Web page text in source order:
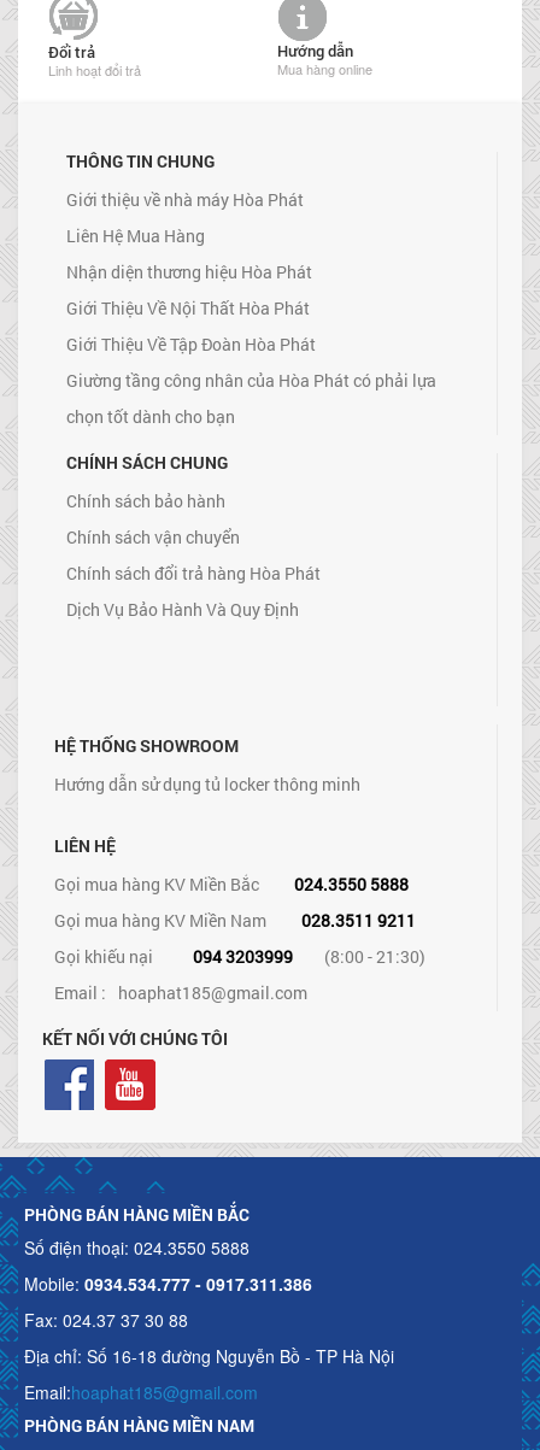
Đổi trả
Linh hoạt đổi trả
Hướng dẫn
Mua hàng online
THÔNG TIN CHUNG
Giới thiệu về nhà máy Hòa Phát
Liên Hệ Mua Hàng
Nhận diện thương hiệu Hòa Phát
Giới Thiệu Về Nội Thất Hòa Phát
Giới Thiệu Về Tập Đoàn Hòa Phát
Giường tầng công nhân của Hòa Phát có phải lựa
chọn tốt dành cho bạn
CHÍNH SÁCH CHUNG
Chính sách bảo hành
Chính sách vận chuyển
Chính sách đổi trả hàng Hòa Phát
Dịch Vụ Bảo Hành Và Quy Định
HỆ THỐNG SHOWROOM
Hướng dẫn sử dụng tủ locker thông minh
LIÊN HỆ
Gọi mua hàng KV Miền Bắc
024.3550 5888
Gọi mua hàng KV Miền Nam
028.3511 9211
Gọi khiếu nại
094 3203999
(8:00 - 21:30)
Email : hoaphat185@gmail.com
KẾT NỐI VỚI CHÚNG TÔI
PHÒNG BÁN HÀNG MIỀN BẮC
Số điện thoại: 024.3550 5888
Mobile: 0934.534.777 - 0917.311.386
Fax: 024.37 37 30 88
Địa chỉ: Số 16-18 đường Nguyễn Bồ - TP Hà Nội
Email:hoaphat185@gmail.com
PHÒNG BÁN HÀNG MIỀN NAM